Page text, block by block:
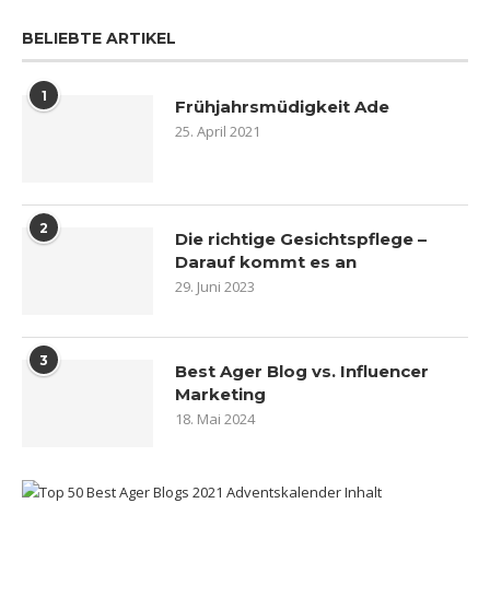
BELIEBTE ARTIKEL
1 Frühjahrsmüdigkeit Ade
25. April 2021
2
Die richtige Gesichtspflege –
Darauf kommt es an
29. Juni 2023
3
Best Ager Blog vs. Influencer
Marketing
18. Mai 2024